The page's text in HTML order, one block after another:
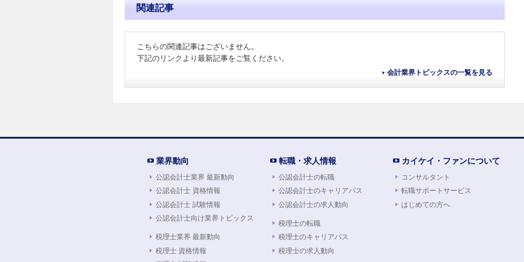
関連記事
こちらの関連記事はございません。
下記のリンクより最新記事をご覧ください。
会計業界トピックスの一覧を見る
業界動向
公認会計士業界 最新動向
公認会計士 資格情報
公認会計士 試験情報
公認会計士向け業界トピックス
税理士業界 最新動向
税理士 資格情報
転職・求人情報
公認会計士の転職
公認会計士のキャリアパス
公認会計士の求人動向
税理士の転職
税理士のキャリアパス
税理士の求人動向
カイケイ・ファンについて
コンサルタント
転職サポートサービス
はじめての方へ